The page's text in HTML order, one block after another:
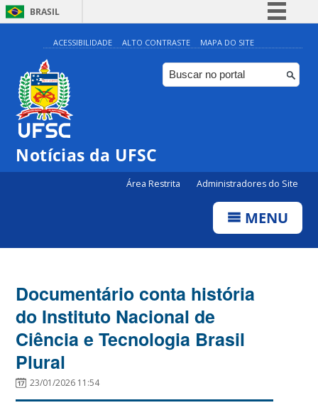
BRASIL
Simplifique!
Comunica BR
Participe
ACESSIBILIDADE ALTO CONTRASTE MAPA DO SITE
Notícias da UFSC
Área Restrita Administradores do Site
MENU
Documentário conta história
do Instituto Nacional de
Ciência e Tecnologia Brasil
Plural
23/01/2026 11:54